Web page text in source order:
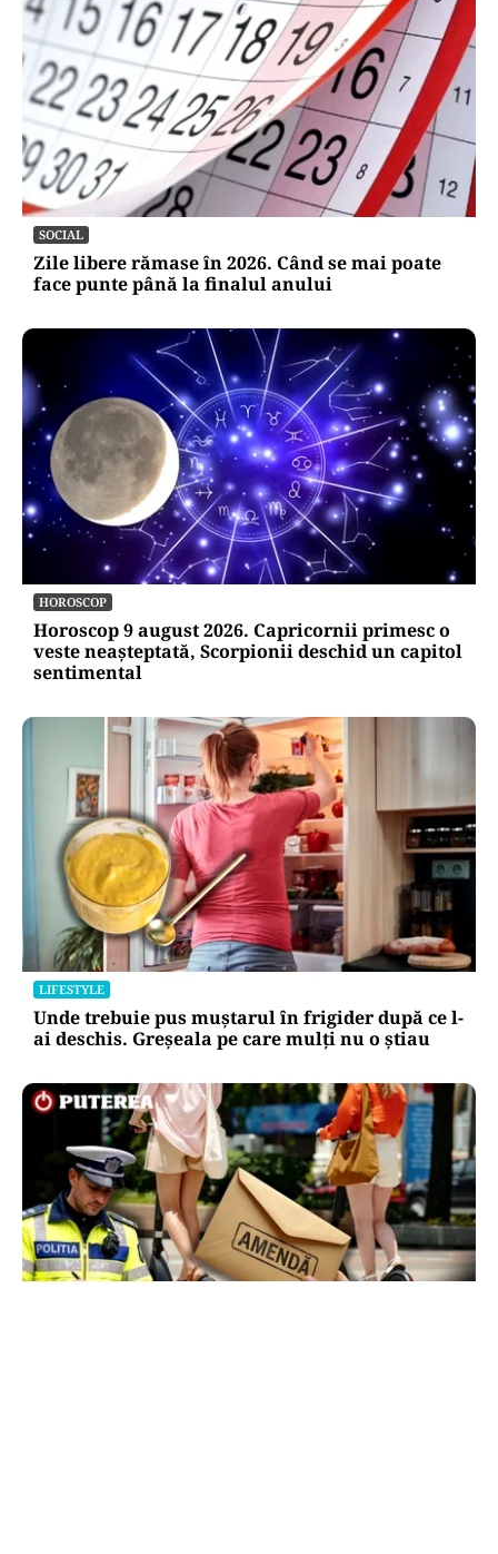
SOCIAL
Zile libere rămase în 2026. Când se mai poate
face punte până la finalul anului
HOROSCOP
Horoscop 9 august 2026. Capricornii primesc o
veste neașteptată, Scorpionii deschid un capitol
sentimental
LIFESTYLE
Unde trebuie pus muștarul în frigider după ce l-
ai deschis. Greșeala pe care mulți nu o știau